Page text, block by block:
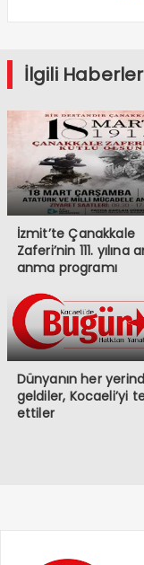
İlgili Haberler
İzmit’te Çanakkale
Zaferi’nin 111. yılına
anma programı
Dünyanın her
geldiler, Kocaeli’yi
ettiler